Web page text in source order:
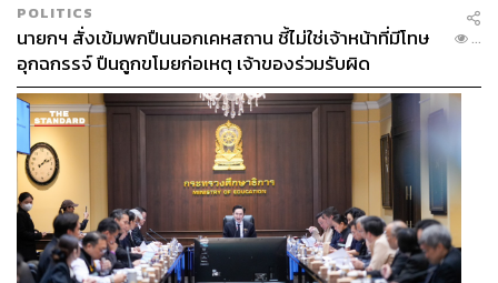
POLITICS
นายกฯ สั่งเข้มพกปืนนอกเคหสถาน ชี้ไม่ใช่เจ้าหน้าที่มีโทษ
อุกฉกรรจ์ ปืนถูกขโมยก่อเหตุ เจ้าของร่วมรับผิด
...